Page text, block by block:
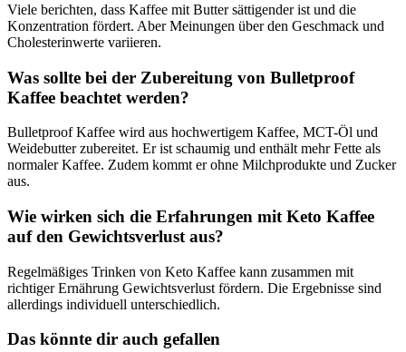
Viele berichten, dass Kaffee mit Butter sättigender ist und die
Konzentration fördert. Aber Meinungen über den Geschmack und
Cholesterinwerte variieren.
Was sollte bei der Zubereitung von Bulletproof
Kaffee beachtet werden?
Bulletproof Kaffee wird aus hochwertigem Kaffee, MCT-Öl und
Weidebutter zubereitet. Er ist schaumig und enthält mehr Fette als
normaler Kaffee. Zudem kommt er ohne Milchprodukte und Zucker
aus.
Wie wirken sich die Erfahrungen mit Keto Kaffee
auf den Gewichtsverlust aus?
Regelmäßiges Trinken von Keto Kaffee kann zusammen mit
richtiger Ernährung Gewichtsverlust fördern. Die Ergebnisse sind
allerdings individuell unterschiedlich.
Das könnte dir auch gefallen